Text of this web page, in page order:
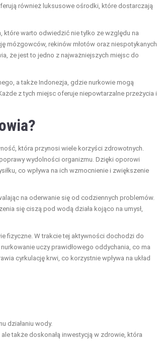
również luksusowe ośrodki, które dostarczają
które warto odwiedzić nie tylko ze względu na
mózgowców, rekinów młotów oraz niespotykanych
że jest to jedno z najważniejszych miejsc do
a także Indonezja, gdzie nurkowie mogą
z tych miejsc oferuje niepowtarzalne przeżycia i
która przynosi wiele korzyści zdrowotnych.
wydolności organizmu. Dzięki oporowi
co wpływa na ich wzmocnienie i zwiększenie
na oderwanie się od codziennych problemów.
się ciszą pod wodą działa kojąco na umysł,
fizyczne. W trakcie tej aktywności dochodzi do
uczy prawidłowego oddychania, co ma
cyrkulację krwi, co korzystnie wpływa na układ
działaniu wody.
także doskonałą inwestycją w zdrowie, która